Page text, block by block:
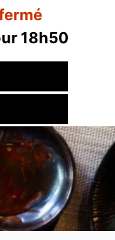
18h50